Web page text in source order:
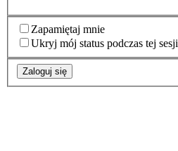
Zapamiętaj mnie
Ukryj mój status podczas tej sesji